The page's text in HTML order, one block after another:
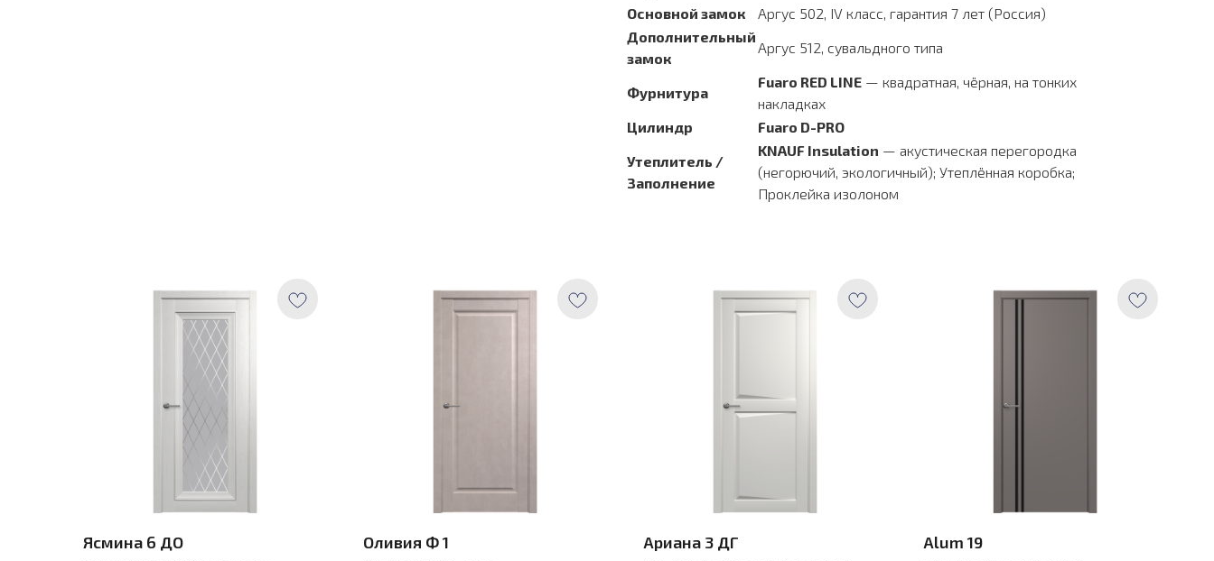
Основной замок
Аргус 502, IV класс, гарантия 7 лет (Россия)
Дополнительный
замок
Аргус 512, сувальдного типа
Фурнитура
Fuaro RED LINE — квадратная, чёрная, на тонких
накладках
Цилиндр
Fuaro D-PRO
Утеплитель /
Заполнение
KNAUF Insulation — акустическая перегородка
(негорючий, экологичный); Утеплённая коробка;
Проклейка изолоном
Ясмина 6 ДО Оливия Ф 1 Ариана 3 ДГ Alum 19